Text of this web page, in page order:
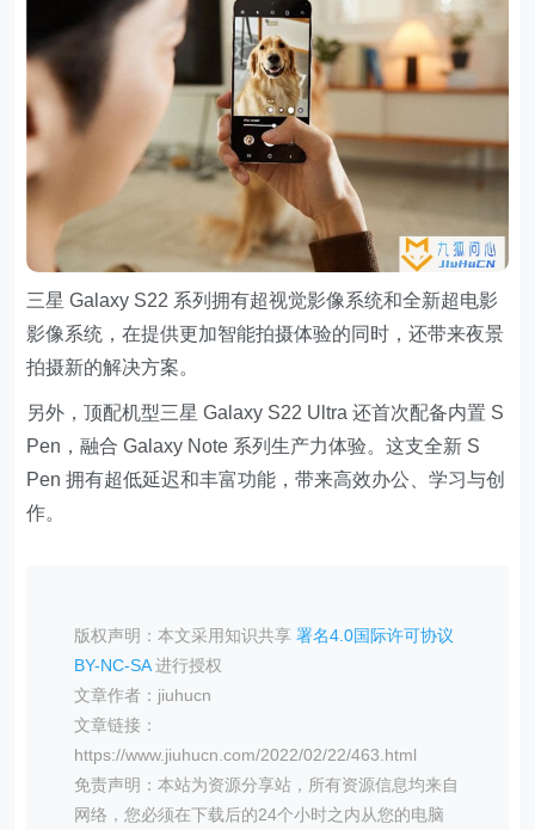
三星 Galaxy S22 系列拥有超视觉影像系统和全新超电影
影像系统，在提供更加智能拍摄体验的同时，还带来夜景
拍摄新的解决方案。
另外，顶配机型三星 Galaxy S22 Ultra 还首次配备内置 S
Pen，融合 Galaxy Note 系列生产力体验。这支全新 S
Pen 拥有超低延迟和丰富功能，带来高效办公、学习与创
作。
版权声明：本文采用知识共享署名4.0国际许可协议
BY-NC-SA进行授权
文章作者：jiuhucn
文章链接：
https://www.jiuhucn.com/2022/02/22/463.html
免责声明：本站为资源分享站，所有资源信息均来自
网络，您必须在下载后的24个小时之内从您的电脑